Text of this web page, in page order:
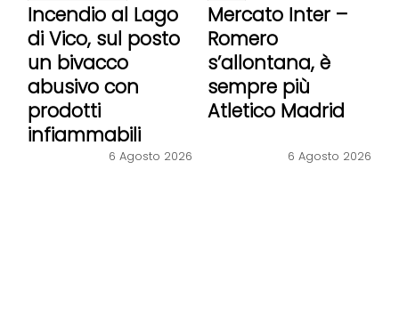
Incendio al Lago
di Vico, sul posto
un bivacco
abusivo con
prodotti
infiammabili
6 Agosto 2026
Mercato Inter –
Romero
s’allontana, è
sempre più
Atletico Madrid
6 Agosto 2026